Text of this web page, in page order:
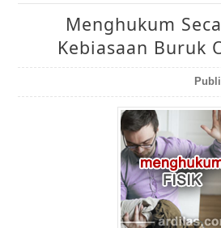
Menghukum
Kebiasaan Buruk